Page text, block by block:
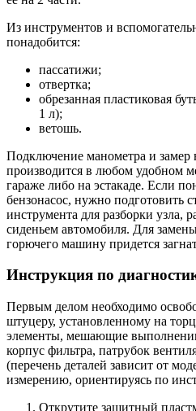
Из инструментов и
понадобится:
пассатижи;
отвертка;
обрезанная пластиковая
1 л);
ветошь.
Подключение манометра и замер
производится в любом удобном
гараже либо на эстакаде. Если
бензонасос, нужно подготовить
инструмента для разборки узла,
сиденьем автомобиля. Для
горючего машину придется
Инструкция по
Первым делом необходимо
штуцеру, установленному на
элементы, мешающие
корпус фильтра, патрубок
(перечень деталей зависит от
измерению, ориентируясь по
Открутите защитный